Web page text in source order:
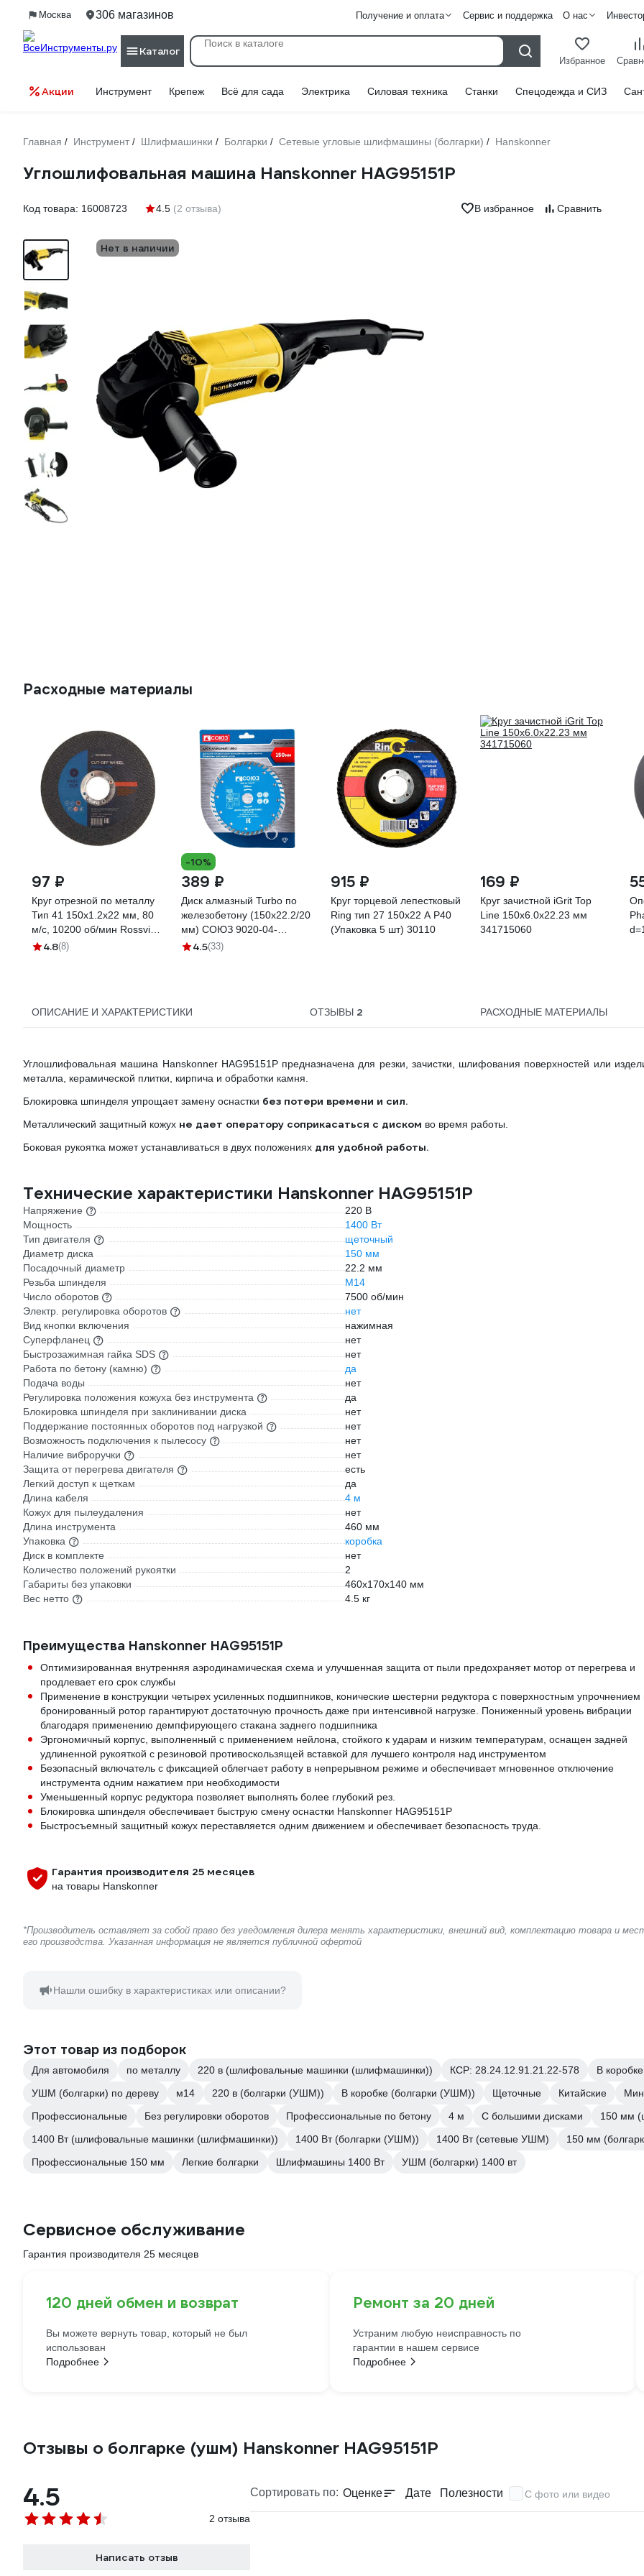
Москва 306 магазинов Получение и оплата Сервис и поддержка О нас
Каталог
Избранное
Акции Инструмент Крепеж Всё для сада Электрика Силовая техника Станки Спецодежда и СИЗ
Главная / Инструмент / Шлифмашинки / Болгарки / Сетевые угловые шлифмашины (болгарки) / Hanskonner
Углошлифовальная машина Hanskonner HAG95151P
Код товара: 16008723 4.5 (2 отзыва) В избранное Сравнить
Нет в наличии
Расходные материалы
97 ₽
Круг отрезной по металлу
Тип 41 150x1.2x22 мм, 80
м/с, 10200 об/мин Rossvik
41_150х1,2х22
4.8(8)
-10%
389 ₽
Диск алмазный Turbo по
железобетону (150х22.2/20
мм) СОЮЗ 9020-04-
150x22T
4.5(33)
915 ₽
Круг торцевой лепестковый
Ring тип 27 150х22 A Р40
(Упаковка 5 шт) 30110
169 ₽
Круг зачистной iGrit Top
Line 150x6.0x22.23 мм
341715060
ОПИСАНИЕ И ХАРАКТЕРИСТИКИ ОТЗЫВЫ 2 РАСХОДНЫЕ МАТЕРИАЛЫ
Углошлифовальная машина Hanskonner HAG95151P предназначена для резки, зачистки, шлифования поверхностей или
металла, керамической плитки, кирпича и обработки камня.
Блокировка шпинделя упрощает замену оснастки без потери времени и сил.
Металлический защитный кожух не дает оператору соприкасаться с диском во время работы.
Боковая рукоятка может устанавливаться в двух положениях для удобной работы.
Технические характеристики Hanskonner HAG95151P
Напряжение
220 В
Мощность
1400 Вт
Тип двигателя
щеточный
Диаметр диска
150 мм
Посадочный диаметр
22.2 мм
Резьба шпинделя
М14
Число оборотов
7500 об/мин
Электр. регулировка оборотов
нет
Вид кнопки включения
нажимная
Суперфланец
нет
Быстрозажимная гайка SDS
нет
Работа по бетону (камню)
да
Подача воды
нет
Регулировка положения кожуха без инструмента
да
Блокировка шпинделя при заклинивании диска
нет
Поддержание постоянных оборотов под нагрузкой
нет
Возможность подключения к пылесосу
нет
Наличие виброручки
нет
Защита от перегрева двигателя
есть
Легкий доступ к щеткам
да
Длина кабеля
4 м
Кожух для пылеудаления
нет
Длина инструмента
460 мм
Упаковка
коробка
Диск в комплекте
нет
Количество положений рукоятки
2
Габариты без упаковки
460х170х140 мм
Вес нетто
4.5 кг
Преимущества Hanskonner HAG95151P
Оптимизированная внутренняя аэродинамическая схема и улучшенная защита от пыли предохраняет мотор от перегрева и
продлевает его срок службы
Применение в конструкции четырех усиленных подшипников, конические шестерни редуктора с поверхностным упрочнением
бронированный ротор гарантируют достаточную прочность даже при интенсивной нагрузке. Пониженный уровень вибрации
благодаря применению демпфирующего стакана заднего подшипника
Эргономичный корпус, выполненный с применением нейлона, стойкого к ударам и низким температурам, оснащен задней
удлиненной рукояткой с резиновой противоскользящей вставкой для лучшего контроля над инструментом
Безопасный включатель с фиксацией облегчает работу в непрерывном режиме и обеспечивает мгновенное отключение
инструмента одним нажатием при необходимости
Уменьшенный корпус редуктора позволяет выполнять более глубокий рез.
Блокировка шпинделя обеспечивает быструю смену оснастки Hanskonner HAG95151P
Быстросъемный защитный кожух переставляется одним движением и обеспечивает безопасность труда.
Гарантия производителя 25 месяцев
на товары Hanskonner
*Производитель оставляет за собой право без уведомления дилера менять характеристики, внешний вид, комплектацию товара и
его производства. Указанная информация не является публичной офертой
Нашли ошибку в характеристиках или описании?
Этот товар из подборок
Для автомобиля по металлу 220 в (шлифовальные машинки (шлифмашинки)) КСР: 28.24.12.91.21.22-578
В
УШМ (болгарки) по дереву
м14 220 в (болгарки (УШМ)) В коробке (болгарки (УШМ)) Щеточные Китайские
Профессиональные
Без регулировки оборотов Профессиональные по бетону 4 м С большими дисками
150 мм
1400 Вт (шлифовальные машинки (шлифмашинки))
1400 Вт (болгарки (УШМ)) 1400 Вт (сетевые УШМ)
150 мм
Профессиональные 150 мм
Легкие болгарки Шлифмашины 1400 Вт УШМ (болгарки) 1400 вт
Сервисное обслуживание
Гарантия производителя 25 месяцев
120 дней обмен и возврат
Вы можете вернуть товар, который не был
использован
Подробнее
Ремонт за 20 дней
Устраним любую неисправность по
гарантии в нашем сервисе
Подробнее
Отзывы о болгарке (ушм) Hanskonner HAG95151P
4.5
2 отзыва
Написать отзыв
Сортировать по: Оценке Дате Полезности С фото или видео